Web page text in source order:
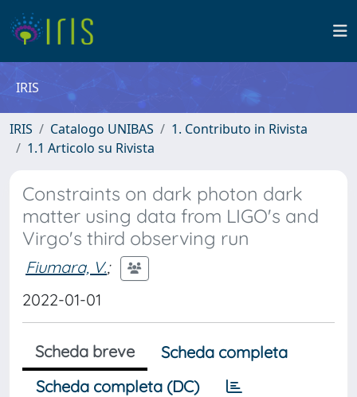
IRIS
IRIS Catalogo UNIBAS
1. Contributo in Rivista
1.1 Articolo su Rivista
Constraints on dark photon dark
matter using data from LIGO's and
Virgo's third observing run
Fiumara, V.;
2022-01-01
Scheda breve
Scheda completa
Scheda completa (DC)